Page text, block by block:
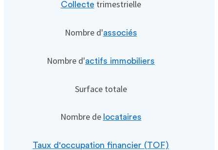
Collecte trimestrielle
Nombre d'associés
Nombre d'actifs immobiliers
Surface totale
Nombre de locataires
Taux d'occupation financier (TOF)